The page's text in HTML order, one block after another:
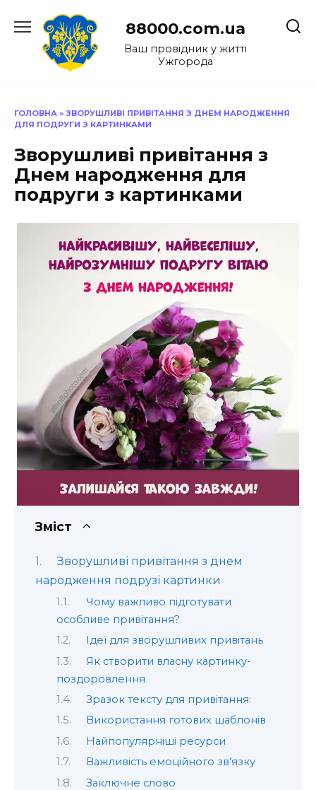
до
88000.com.ua
Ваш провідник у житті
Ужгорода
ГОЛОВНА » ЗВОРУШЛИВІ ПРИВІТАННЯ З ДНЕМ НАРОДЖЕННЯ
ДЛЯ ПОДРУГИ З КАРТИНКАМИ
Зворушливі привітання з
Днем народження для
подруги з картинками
Зміст
Зворушливі привітання з днем
народження подрузі картинки
Чому важливо підготувати
особливе привітання?
Ідеї для зворушливих привітань
Як створити власну картинку-
поздоровлення
Зразок тексту для привітання:
Використання готових шаблонів
Найпопулярніші ресурси
Важливість емоційного зв’язку
Заключне слово